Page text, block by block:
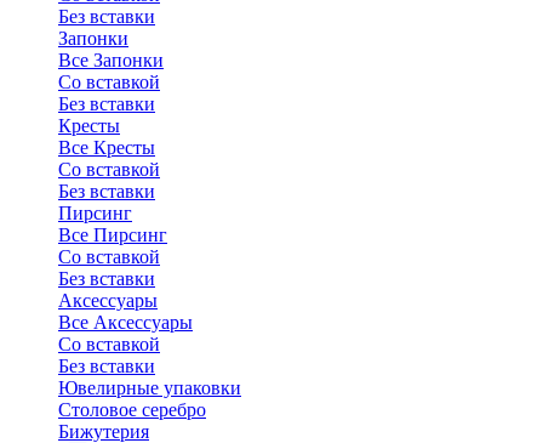
Без вставки
Запонки
Все Запонки
Со вставкой
Без вставки
Кресты
Все Кресты
Со вставкой
Без вставки
Пирсинг
Все Пирсинг
Со вставкой
Без вставки
Аксессуары
Все Аксессуары
Со вставкой
Без вставки
Ювелирные упаковки
Столовое серебро
Бижутерия